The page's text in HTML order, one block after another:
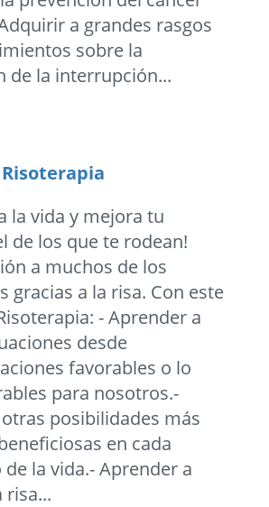
a grandes rasgos
sobre la
de la interrupción...
la vida y mejora tu
de los que te rodean!
a muchos de los
gracias a la risa. Con este
- Aprender a
desde
favorables o lo
para nosotros.-
posibilidades más
en cada
la vida.- Aprender a
risa...